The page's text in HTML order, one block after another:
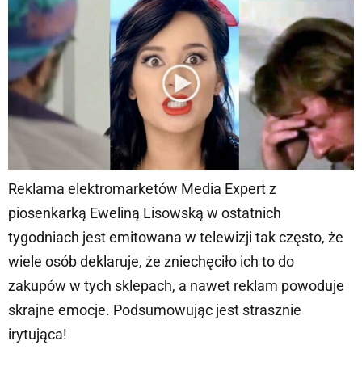
Reklama elektromarketów Media Expert z
piosenkarką Eweliną Lisowską w ostatnich
tygodniach jest emitowana w telewizji tak często, że
wiele osób deklaruje, że zniechęciło ich to do
zakupów w tych sklepach, a nawet reklam powoduje
skrajne emocje. Podsumowując jest strasznie
irytująca!